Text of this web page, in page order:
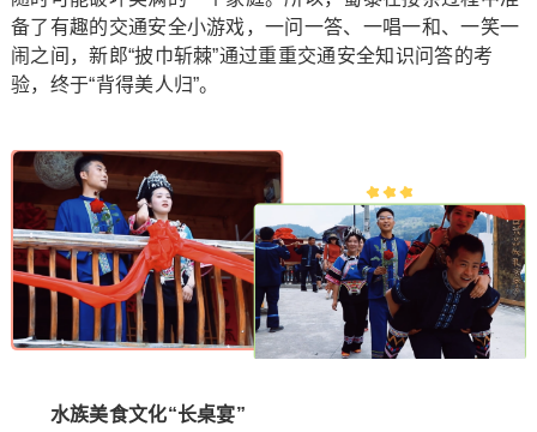
备了有趣的交通安全小游戏，一问一答、一唱一和、一笑一
闹之间，新郎“披巾斩棘”通过重重交通安全知识问答的考
验，终于“背得美人归”。
水族美食文化“长桌宴”